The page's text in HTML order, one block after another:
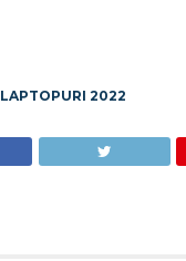
LAPTOPURI 2022